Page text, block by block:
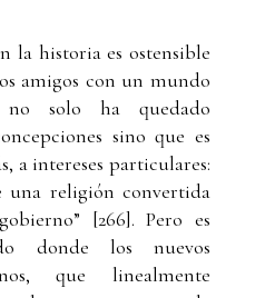
la historia es ostensible
amigos con un mundo
solo ha quedado
sino que es
a intereses particulares:
una religión convertida
[266]. Pero es
donde los nuevos
que linealmente